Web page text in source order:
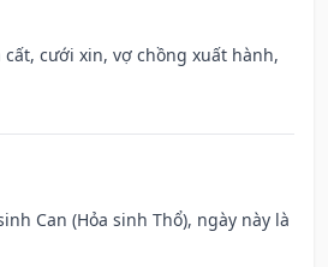
cất, cưới xin, vợ chồng xuất hành,
Can (Hỏa sinh Thổ), ngày này là